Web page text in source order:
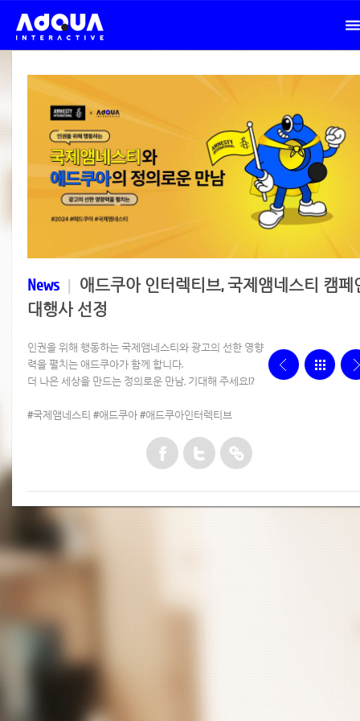
News | 애드쿠아 인터렉티브, 국제앰네스티 캠페
대행사 선정
인권을 위해 행동하는 국제앰네스티와 광고의 선한 영향
력을 펼치는 애드쿠아가 함께 합니다.
더 나은 세상을 만드는 정의로운 만남, 기대해 주세요!?
#국제앰네스티 #애드쿠아 #애드쿠아인터렉티브